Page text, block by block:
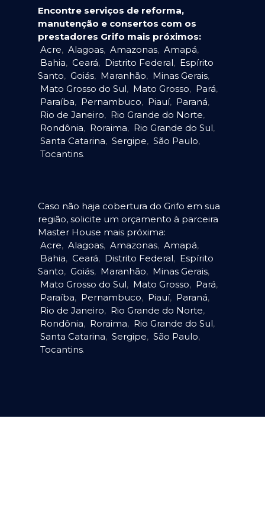
Encontre serviços de reforma,
manutenção e consertos com os
prestadores Grifo mais próximos:
Acre, Alagoas, Amazonas, Amapá,
Bahia, Ceará, Distrito Federal, Espírito
Santo, Goiás, Maranhão, Minas Gerais,
Mato Grosso do Sul, Mato Grosso, Pará,
Paraíba, Pernambuco, Piauí, Paraná,
Rio de Janeiro, Rio Grande do Norte,
Rondônia, Roraima, Rio Grande do Sul,
Santa Catarina, Sergipe, São Paulo,
Tocantins.
Caso não haja cobertura do Grifo em sua
região, solicite um orçamento à parceira
Master House mais próxima:
Acre, Alagoas, Amazonas, Amapá,
Bahia, Ceará, Distrito Federal, Espírito
Santo, Goiás, Maranhão, Minas Gerais,
Mato Grosso do Sul, Mato Grosso, Pará,
Paraíba, Pernambuco, Piauí, Paraná,
Rio de Janeiro, Rio Grande do Norte,
Rondônia, Roraima, Rio Grande do Sul,
Santa Catarina, Sergipe, São Paulo,
Tocantins.